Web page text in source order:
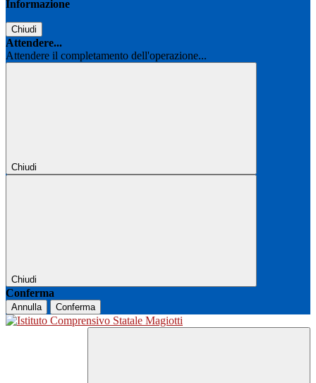
Informazione
Chiudi
Attendere...
Attendere il completamento dell'operazione...
Chiudi
Chiudi
Conferma
Annulla Conferma